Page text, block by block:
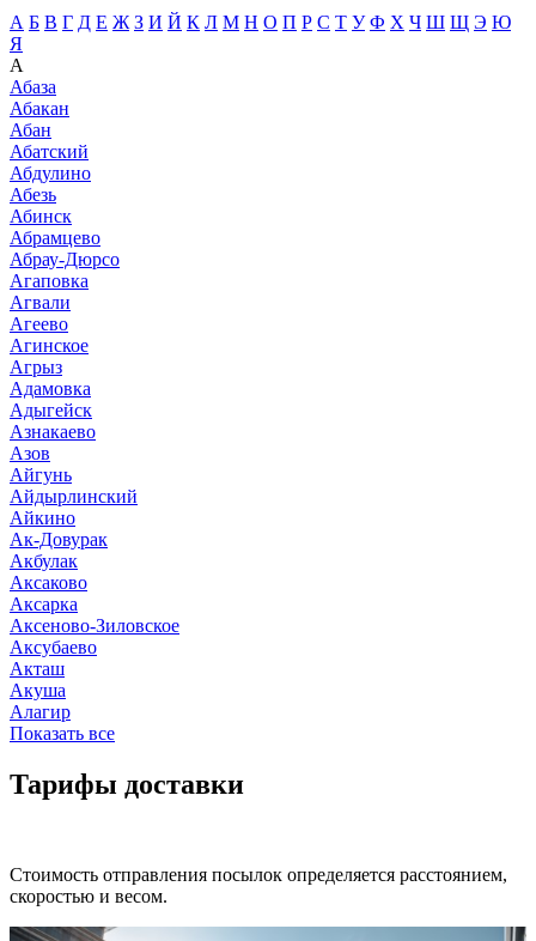
А Б В Г Д Е Ж З И Й К Л М Н О П Р С Т У Ф Х Ч Ш Щ Э Ю
Я
А
Абаза
Абакан
Абан
Абатский
Абдулино
Абезь
Абинск
Абрамцево
Абрау-Дюрсо
Агаповка
Агвали
Агеево
Агинское
Агрыз
Адамовка
Адыгейск
Азнакаево
Азов
Айгунь
Айдырлинский
Айкино
Ак-Довурак
Акбулак
Аксаково
Аксарка
Аксеново-Зиловское
Аксубаево
Акташ
Акуша
Алагир
Показать все
Тарифы доставки
Стоимость отправления посылок определяется расстоянием,
скоростью и весом.